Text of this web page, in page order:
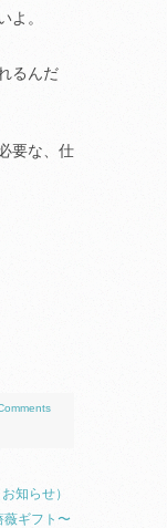
よ。
るんだ
要な、仕
知らせ）
ギフト〜